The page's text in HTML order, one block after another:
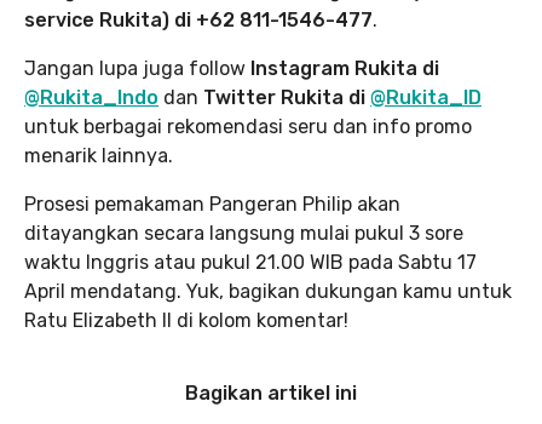
service Rukita) di +62 811-1546-477.
Jangan lupa juga follow Instagram Rukita di
@Rukita_Indo dan Twitter Rukita di @Rukita_ID
untuk berbagai rekomendasi seru dan info promo
menarik lainnya.
Prosesi pemakaman Pangeran Philip akan
ditayangkan secara langsung mulai pukul 3 sore
waktu Inggris atau pukul 21.00 WIB pada Sabtu 17
April mendatang. Yuk, bagikan dukungan kamu untuk
Ratu Elizabeth II di kolom komentar!
Bagikan artikel ini